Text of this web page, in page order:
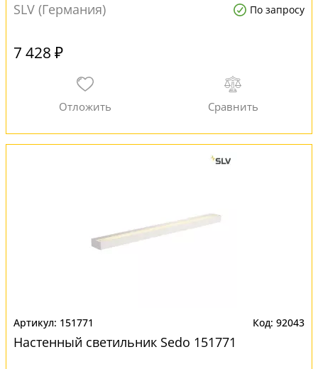
SLV (Германия) По запросу
7 428 ₽
151771 92043
Настенный светильник Sedo 151771